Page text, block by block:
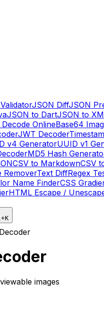
JSON DiffJSON
JSON to DartJSON to
OnlineBase64
JWT Decoder
v4 GeneratorUUID v1
MD5 Hash
CSV to MarkdownCSV
RemoverText DiffRegex
Name FinderCSS
HTML Escape /
images